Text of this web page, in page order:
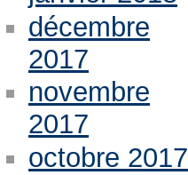
décembre
2017
novembre
2017
octobre 2017